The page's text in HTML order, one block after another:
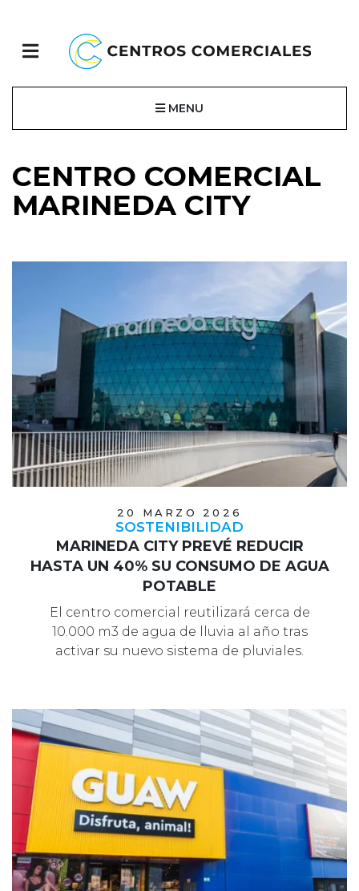
MENU
CENTRO COMERCIAL
MARINEDA CITY
20 MARZO 2026
SOSTENIBILIDAD
MARINEDA CITY PREVÉ REDUCIR
HASTA UN 40% SU CONSUMO DE AGUA
POTABLE
El centro comercial reutilizará cerca de
10.000 m3 de agua de lluvia al año tras
activar su nuevo sistema de pluviales.